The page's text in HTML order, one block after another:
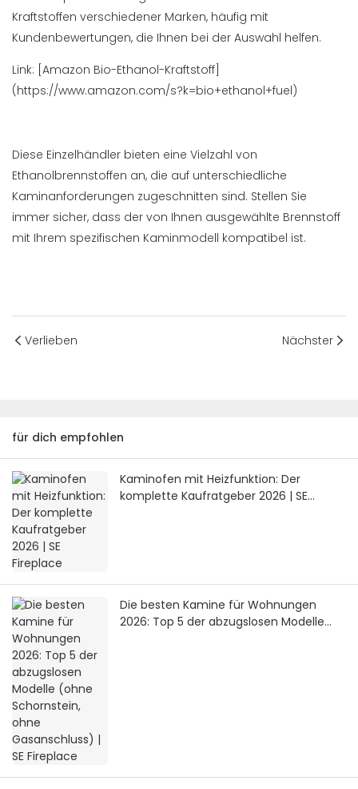
Kraftstoffen verschiedener Marken, häufig mit
Kundenbewertungen, die Ihnen bei der Auswahl helfen.
Link: [Amazon Bio-Ethanol-Kraftstoff]
(https://www.amazon.com/s?k=bio+ethanol+fuel)
Diese Einzelhändler bieten eine Vielzahl von
Ethanolbrennstoffen an, die auf unterschiedliche
Kaminanforderungen zugeschnitten sind. Stellen Sie
immer sicher, dass der von Ihnen ausgewählte Brennstoff
mit Ihrem spezifischen Kaminmodell kompatibel ist.
Verlieben Nächster
für dich empfohlen
Kaminofen mit Heizfunktion: Der
komplette Kaufratgeber 2026 | SE
Die besten Kamine für Wohnungen
2026: Top 5 der abzugslosen Modelle